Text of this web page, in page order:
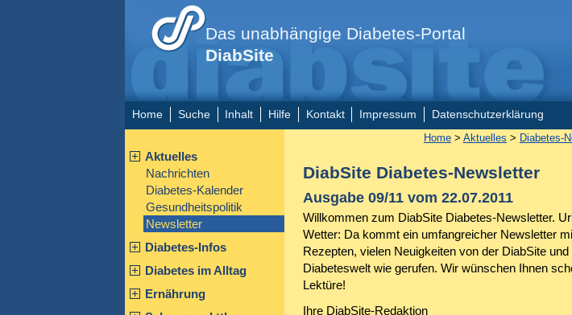
Das unabhängige Diabetes-Portal
DiabSite
Home Suche Inhalt Hilfe Kontakt Impressum Datenschutzerklärung
Aktuelles
Nachrichten
Diabetes-Kalender
Gesundheitspolitik
Newsletter
Diabetes-Infos
Diabetes im Alltag
Ernährung
Home> Aktuelles > Diabetes-
DiabSite Diabetes-Newsletter
Ausgabe 09/11 vom 22.07.2011
Willkommen zum DiabSite Diabetes-Newsletter.
Wetter: Da kommt ein umfangreicher Newsletter
Rezepten, vielen Neuigkeiten von der DiabSite
Diabeteswelt wie gerufen. Wir wünschen Ihnen
Lektüre!
Ihre DiabSite-Redaktion